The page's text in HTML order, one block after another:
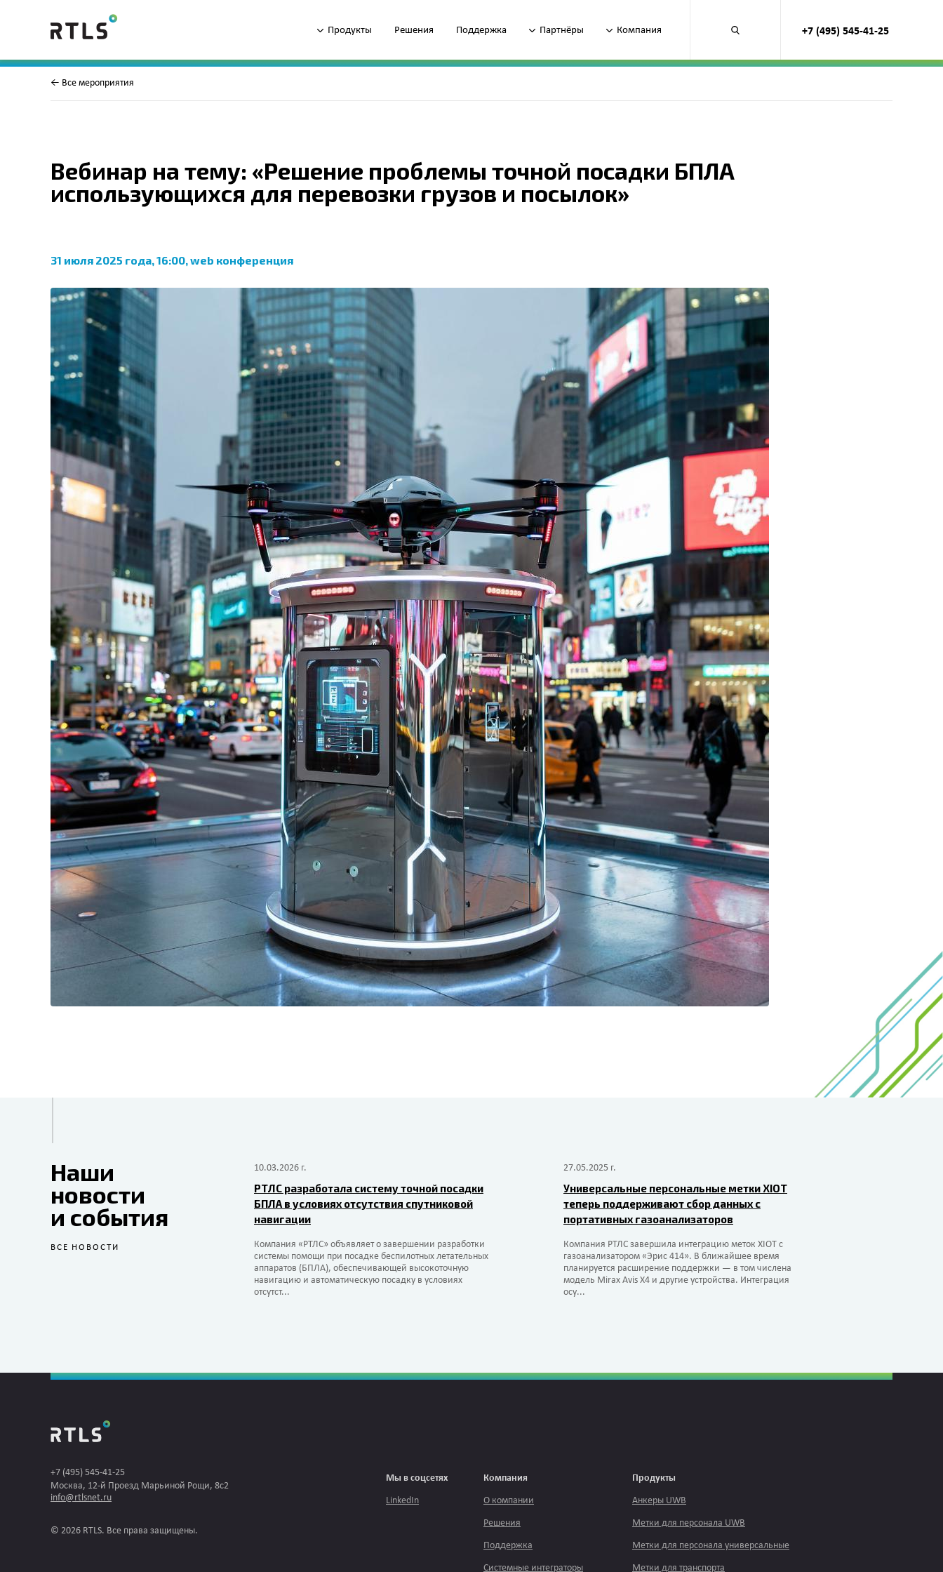
Продукты Решения Поддержка Партнёры Компания
Открыть
продуктам
+7 (495) 545-41-25
← Все мероприятия
Вебинар на тему: «Решение проблемы точной посадки БПЛА
использующихся для перевозки грузов и посылок»
31 июля 2025 года, 16:00, web конференция
Наши
новости
и события
ВСЕ НОВОСТИ
10.03.2026 г.
РТЛС разработала систему точной посадки
БПЛА в условиях отсутствия спутниковой
навигации
Компания «РТЛС» объявляет о завершении разработки
системы помощи при посадке беспилотных летательных
аппаратов (БПЛА), обеспечивающей высокоточную
навигацию и автоматическую посадку в условиях
отсутст...
27.05.2025 г.
Универсальные персональные метки XIOT
теперь поддерживают сбор данных с
портативных газоанализаторов
Компания РТЛС завершила интеграцию меток XIOT с
газоанализатором «Эрис 414». В ближайшее время
планируется расширение поддержки — в том числена
модель Mirax Avis X4 и другие устройства. Интеграция
осу...
+7 (495) 545-41-25
Москва, 12-й Проезд Марьиной Рощи, 8с2
info@rtlsnet.ru
© 2026 RTLS. Все права защищены.
Мы в соцсетях
LinkedIn
Компания
О компании
Решения
Поддержка
Системные интеграторы
Продукты
Анкеры UWB
Метки для персонала UWB
Метки для персонала универсальные
Метки для транспорта